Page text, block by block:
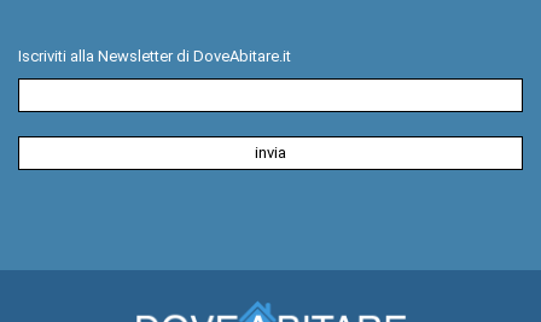
Iscriviti alla Newsletter di DoveAbitare.it